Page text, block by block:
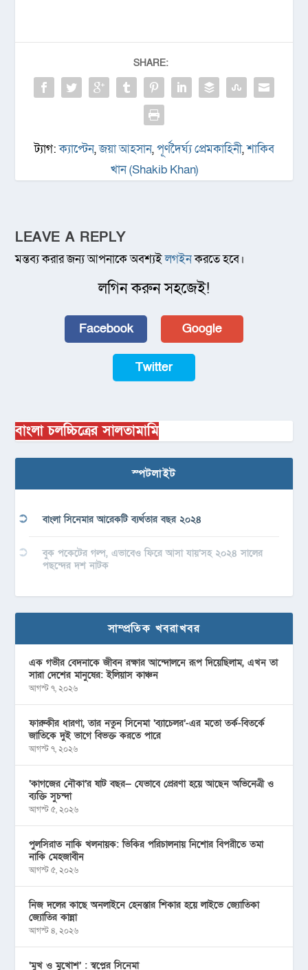
SHARE:
ট্যাগ:ক্যাপ্টেন,জয়া আহসান,পূর্ণদৈর্ঘ্য প্রেমকাহিনী,শাকিব
খান (Shakib Khan)
LEAVE A REPLY
মন্তব্য করার জন্য আপনাকে অবশ্যইলগইনকরতে হবে।
লগিন করুন সহজেই!
Facebook Google
Twitter
বাংলা চলচ্চিত্রের সালতামামি
স্পটলাইট
বাংলা সিনেমার আরেকটি ব্যর্থতার বছর ২০২৪
বুক পকেটের গল্প, এভাবেও ফিরে আসা যায়’সহ ২০২৪ সালের
পছন্দের দশ নাটক
সাম্প্রতিক খবরাখবর
এক গভীর বেদনাকে জীবন রক্ষার আন্দোলনে রূপ দিয়েছিলাম, এখন তা
সারা দেশের মানুষের: ইলিয়াস কাঞ্চন
আগস্ট ৭, ২০২৬
ফারুকীর ধারণা, তার নতুন সিনেমা ‘ব্যাচেলর’-এর মতো তর্ক-বিতর্কে
জাতিকে দুই ভাগে বিভক্ত করতে পারে
আগস্ট ৭, ২০২৬
‘কাগজের নৌকা’র ষাট বছর— যেভাবে প্রেরণা হয়ে আছেন অভিনেত্রী ও
ব্যক্তি সুচন্দা
আগস্ট ৫, ২০২৬
পুলসিরাত নাকি খলনায়ক: ভিকির পরিচালনায় নিশোর বিপরীতে তমা
নাকি মেহজাবীন
আগস্ট ৫, ২০২৬
নিজ দলের কাছে অনলাইনে হেনস্তার শিকার হয়ে লাইভে জ্যোতিকা
জ্যোতির কান্না
আগস্ট ৪, ২০২৬
‘মুখ ও মু্খোশ’ : স্বপ্নের সিনেমা